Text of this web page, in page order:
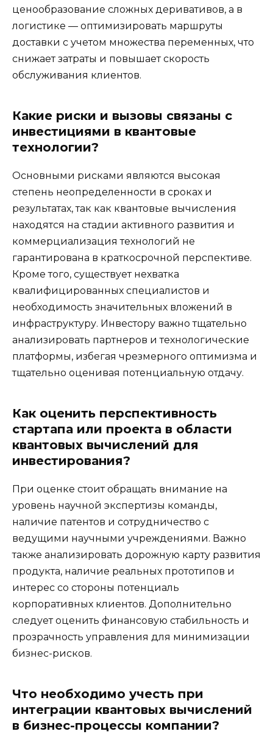
ценообразование сложных деривативов, а в
логистике — оптимизировать маршруты
доставки с учетом множества переменных, что
снижает затраты и повышает скорость
обслуживания клиентов.
Какие риски и вызовы связаны с
инвестициями в квантовые
технологии?
Основными рисками являются высокая
степень неопределенности в сроках и
результатах, так как квантовые вычисления
находятся на стадии активного развития и
коммерциализация технологий не
гарантирована в краткосрочной перспективе.
Кроме того, существует нехватка
квалифицированных специалистов и
необходимость значительных вложений в
инфраструктуру. Инвестору важно тщательно
анализировать партнеров и технологические
платформы, избегая чрезмерного оптимизма и
тщательно оценивая потенциальную отдачу.
Как оценить перспективность
стартапа или проекта в области
квантовых вычислений для
инвестирования?
При оценке стоит обращать внимание на
уровень научной экспертизы команды,
наличие патентов и сотрудничество с
ведущими научными учреждениями. Важно
также анализировать дорожную карту развития
продукта, наличие реальных прототипов и
интерес со стороны потенциаль
корпоративных клиентов. Дополнительно
следует оценить финансовую стабильность и
прозрачность управления для минимизации
бизнес-рисков.
Что необходимо учесть при
интеграции квантовых вычислений
в бизнес-процессы компании?